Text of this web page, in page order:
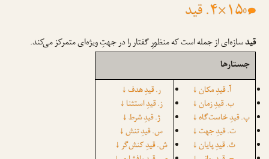
۱۵×۴. قید 0
قیدسازه‌ای از جمله است که منظورِ گفتار را در جهتِ ویژه‌ای متمرکز می‌کند.
جستارها
آ. قیدِ مکان↓
ب. قیدِ زمان↓
پ. قیدِ خاست‌گاه↓
ت. قیدِ جهت↓
ث. قیدِ پایان↓
ر. قیدِ هدف↓
ز. قیدِ استثنا↓
ژ. قیدِ شرط↓
س. قیدِ تنش↓
ش. قیدِ کنش‌گر↓